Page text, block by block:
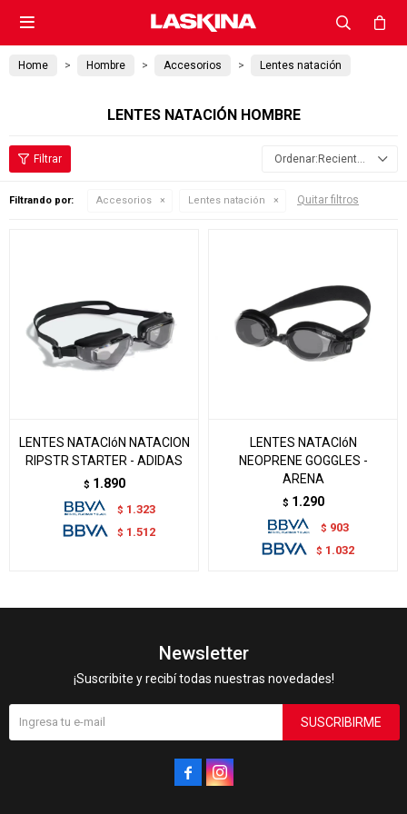

Home Hombre Accesorios Lentes natación
LENTES NATACIÓN HOMBRE
Recientes
Filtrando por: Accesorios Lentes natación Quitar filtros
LENTES NATACIóN NATACION
RIPSTR STARTER - ADIDAS
$ 1.890
$ 1.323
$ 1.512
LENTES NATACIóN
NEOPRENE GOGGLES -
ARENA
$ 1.290
$ 903
$ 1.032
Newsletter
¡Suscribite y recibí todas nuestras novedades!
SUSCRIBIRME
 